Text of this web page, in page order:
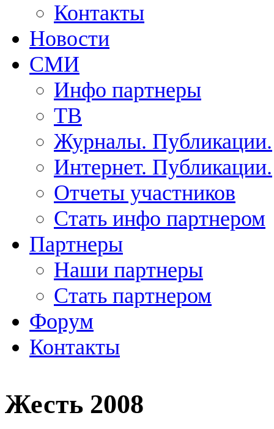
Контакты
Новости
СМИ
Инфо партнеры
ТВ
Журналы. Публикации.
Интернет. Публикации.
Отчеты участников
Стать инфо партнером
Партнеры
Наши партнеры
Стать партнером
Форум
Контакты
Жесть 2008